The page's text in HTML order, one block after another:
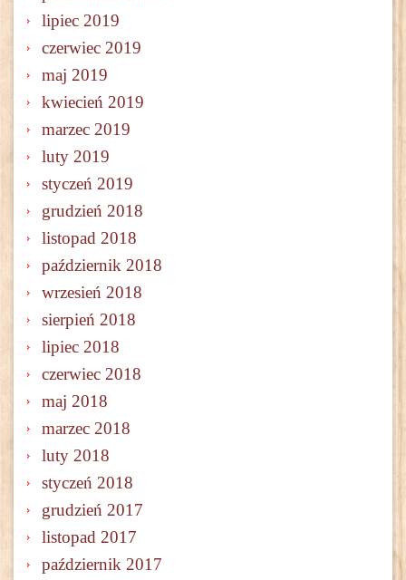
lipiec 2019
czerwiec 2019
maj 2019
kwiecień 2019
marzec 2019
luty 2019
styczeń 2019
grudzień 2018
listopad 2018
październik 2018
wrzesień 2018
sierpień 2018
lipiec 2018
czerwiec 2018
maj 2018
marzec 2018
luty 2018
styczeń 2018
grudzień 2017
listopad 2017
październik 2017